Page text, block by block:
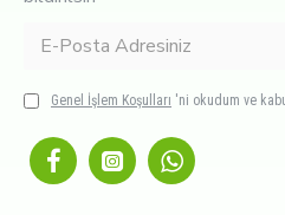
Genel İşlem Koşulları 'ni okudum ve